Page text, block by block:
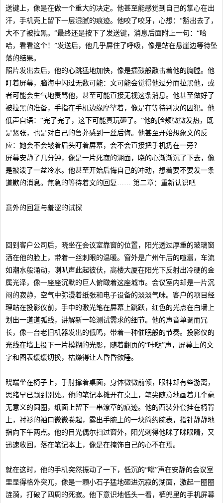
送键上，像是在做一个重大的决定。他甚至能感觉到自己的掌心在出
汗，手机壳上留下一层湿腻的痕迹。他咬了咬牙，心想：“豁出去了，
大不了被拉黑。”最终还是按下了发送键，消息后面附上一句：“哈
哈，看看这个！”发送后，他几乎屏住了呼吸，像是站在悬崖边等待坠
落的结果。
照片发出去后，他的心跳猛地加快，像是擂鼓般敲击着他的胸膛。他
盯着屏幕，脑海中闪过无数可能：文可能会觉得他过分而拉黑他，或
者可能会生气地责骂他，甚至可能直接无视这条消息。他甚至做好了
被拉黑的准备，手指在手机边缘摩挲着，像是在等待判决的囚犯。他
低声自语：“完了完了，这下可能真玩砸了。”他的脸颊微微发热，既
是紧张，也是对自己的鲁莽感到一丝后悔。他甚至开始想象文的反
应：她会不会皱着眉头盯着屏幕，会不会直接把手机扔在一旁？
屏幕安静了几分钟，像是一片死寂的湖面，晓的心渐渐沉了下去，像
是被泼了一盆冷水。他甚至开始后悔自己的冲动，想着要不要发一条
道歉的消息。焦急的等待着文的回复…… 第二章：重新认识吧
意外的回复与羞涩的试探
回到客户公司后，晓坐在会议室靠窗的位置，阳光透过厚重的玻璃窗
洒在他的脸上，带着一丝刺眼的温暖。窗外是广州午后的喧嚣，车流
如潮水般涌动，喇叭声此起彼伏，高楼大厦在阳光下反射出冷硬的金
属光泽，像一座座沉默的巨人俯瞰着这座城市。会议室内却是一片沉
闷的寂静，空气中弥漫着纸张和电子设备的淡淡气味。客户的项目经
理站在投影仪前，手中的激光笔在屏幕上跳跃，红色的光点在白墙上
划出一道道弧线，讲解新一轮测试需求的细节。他的声音单调而冗
长，像一台老旧机器发出的低鸣，带着一种催眠般的节奏。投影仪的
光线在墙上投下一片模糊的光影，随着翻页的“咔哒”声，屏幕上的文
字和图表缓缓切换，枯燥得让人昏昏欲睡。
晓端坐在椅子上，手肘撑着桌面，身体微微前倾，眼神却有些游离，
思绪早已飘到别处。他的笔记本摊开在桌上，笔尖随意地画着几个毫
无意义的圆圈，纸面上留下一串潦草的痕迹。他的西装外套挂在椅背
上，衬衫的袖口微微卷起，露出手腕上的一块简约腕表，指针静静地
指向下午两点。他的目光偶尔扫过窗外，阳光刺得他眯了眯眼睛，又
迅速收回，落在笔记本上，像是在掩饰自己的心不在焉。
就在这时，他的手机突然振动了一下，低沉的“嗡”声在安静的会议室
里显得格外突兀，像是一颗小石子猛地砸进沉寂的湖面，激起一圈圈
涟漪，打破了四周的死寂。他下意识地低头一看，裤兜里的手机屏幕